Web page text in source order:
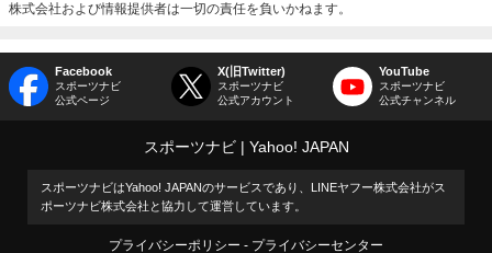
株式会社および情報提供者は一切の責任を負いかねます。
Facebook
スポーツナビ
公式ページ
X(旧Twitter)
スポーツナビ
公式アカウント
YouTube
スポーツナビ
公式チャンネル
スポーツナビ Yahoo! JAPAN
スポーツナビはYahoo! JAPANのサービスであり、LINEヤフー株式会社がス
ポーツナビ株式会社と協力して運営しています。
プライバシーポリシー プライバシーセンター